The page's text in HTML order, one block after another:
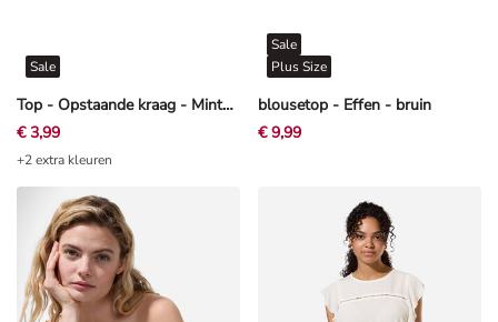
Top - Opstaande kraag - Mintgroen
Sale
€ 3,99
+2 extra kleuren
blousetop - Effen - bruin
Sale
Plus Size
€ 9,99